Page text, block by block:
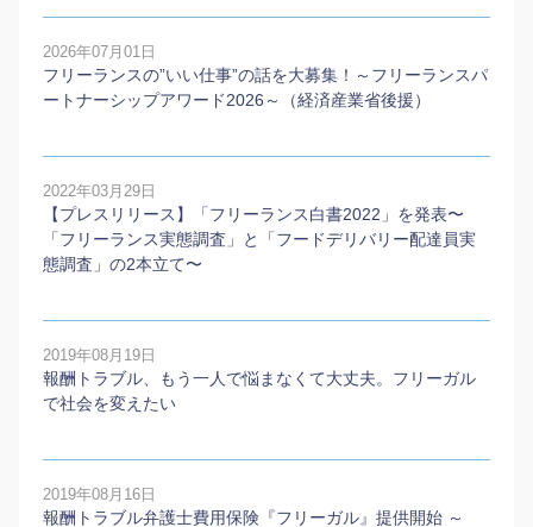
2026年07月01日
フリーランスの”いい仕事”の話を大募集！～フリーランスパ
ートナーシップアワード2026～（経済産業省後援）
2022年03月29日
【プレスリリース】「フリーランス白書2022」を発表〜
「フリーランス実態調査」と「フードデリバリー配達員実
態調査」の2本⽴て〜
2019年08月19日
報酬トラブル、もう一人で悩まなくて大丈夫。フリーガル
で社会を変えたい
2019年08月16日
報酬トラブル弁護士費用保険『フリーガル』提供開始 ～